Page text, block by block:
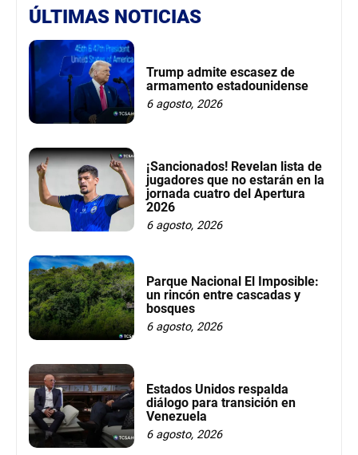
ÚLTIMAS NOTICIAS
Trump admite escasez de
armamento estadounidense
6 agosto, 2026
¡Sancionados! Revelan lista de
jugadores que no estarán en la
jornada cuatro del Apertura
2026
6 agosto, 2026
Parque Nacional El Imposible:
un rincón entre cascadas y
bosques
6 agosto, 2026
Estados Unidos respalda
diálogo para transición en
Venezuela
6 agosto, 2026